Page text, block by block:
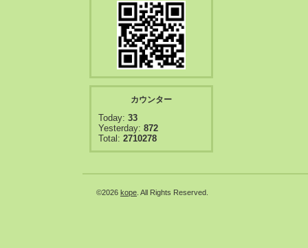
カウンター
Today: 33
Yesterday: 872
Total: 2710278
©2026 kope . All Rights Reserved.